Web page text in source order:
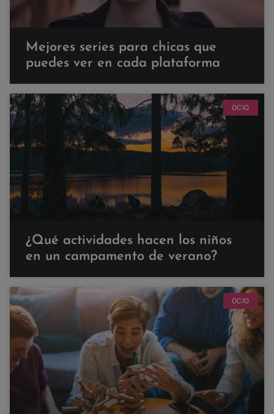
Mejores series para chicas que
puedes ver en cada plataforma
OCIO
¿Qué actividades hacen los niños
en un campamento de verano?
OCIO